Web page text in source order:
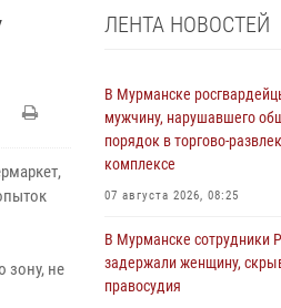
зону, не
ЛЕНТА НОВОСТЕЙ
В Мурманске
мужчину, нарушавшего
порядок в торгово-
комплексе
07 августа 2026, 08:25
В Мурманске сотрудники
задержали женщину,
правосудия